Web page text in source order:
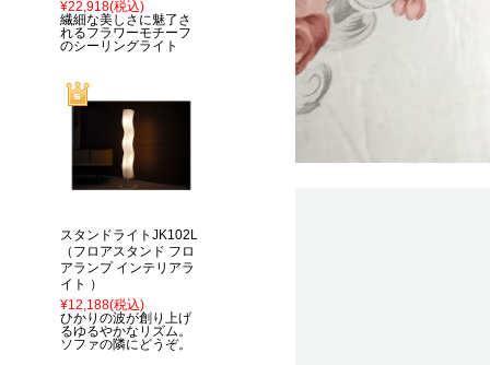
¥22,918(税込)
繊細な美しさに魅了さ
れるフラワーモチーフ
のシーリングライト
スタンドライトJK102L
（フロアスタンド フロ
アランプ インテリアラ
イト ）
¥12,188(税込)
ひかりの波が創り上げ
るゆるやかなリズム。
ソファの隣にどうぞ。